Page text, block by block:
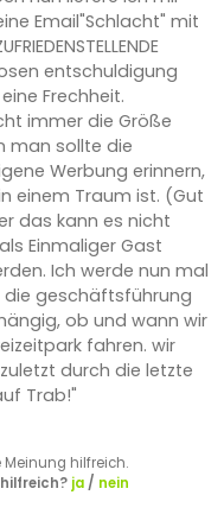
Email"Schlacht" mit
entschuldigung
Frechheit.
immer die Größe
man sollte die
Werbung erinnern,
einem Traum ist. (Gut
das kann es nicht
Einmaliger Gast
Ich werde nun mal
die geschäftsführung
ob und wann wir
fahren. wir
zuletzt durch die letzte
Trab!"
Meinung hilfreich.
ja/ nein